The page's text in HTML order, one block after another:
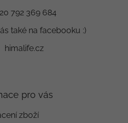
792 369 684
také na facebooku :)
himalife.cz
pro vás
zboží